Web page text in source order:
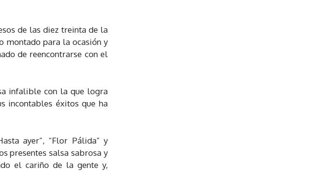
de las diez treinta de la
montado para la ocasión y
de reencontrarse con el
infalible con la que logra
incontables éxitos que ha
ayer”, “Flor Pálida” y
presentes salsa sabrosa y
el cariño de la gente y,